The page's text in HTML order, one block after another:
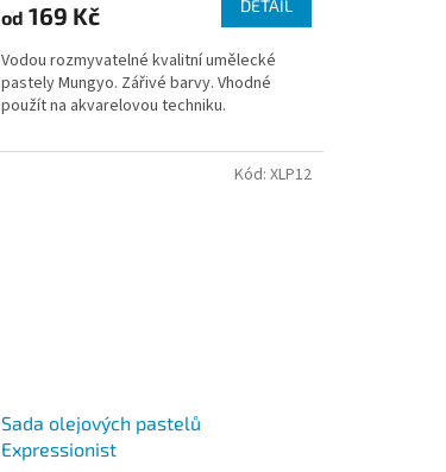
od 169 Kč DETAIL
Vodou rozmyvatelné kvalitní umělecké
pastely Mungyo. Zářivé barvy. Vhodné
použít na akvarelovou techniku.
Sada olejových pastelů
Expressionist
Kód: XLP12